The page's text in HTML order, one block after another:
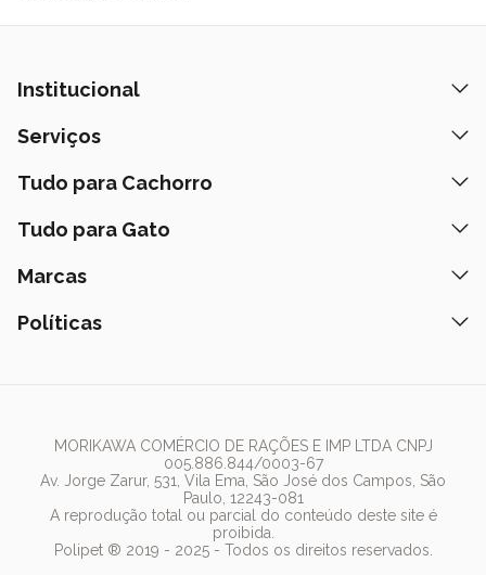
Institucional
Quem Somos
Prazos de Entrega
Fale Conosco
Lista de Desejos
Serviços
Banho e Tosa
Peça pelo Delivery
Assinatura Polipet
Tudo para Cachorro
Ração
Coleiras
Tudo para Gato
Ração
Marcas
Nexgard
Pedigree
Whiskas
Dog Chow
Royal Canin
Políticas
MORIKAWA COMÉRCIO DE RAÇÕES E IMP LTDA CNPJ
005.886.844/0003-67
Av. Jorge Zarur, 531, Vila Ema, São José dos Campos, São
Paulo, 12243-081
A reprodução total ou parcial do conteúdo deste site é
proibida.
Polipet ® 2019 - 2025 - Todos os direitos reservados.